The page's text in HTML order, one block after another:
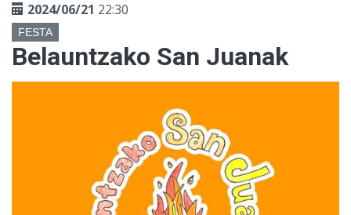
2024/06/21 22:30
FESTA
Belauntzako San Juanak